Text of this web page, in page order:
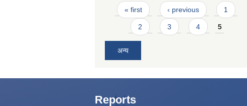
Pages
« first ‹ previous 1
2 3 4 5
अन्य
Reports